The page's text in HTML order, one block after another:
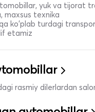
yuk va tijorat
maxsus texnika
ko'plab turdagi
etamiz
rasmiy dilerlardan